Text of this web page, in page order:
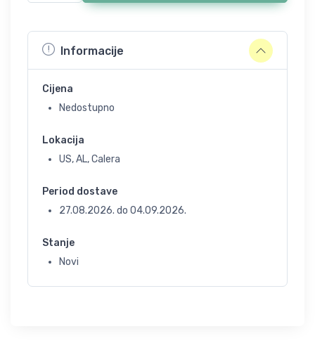
Informacije
Cijena
Nedostupno
Lokacija
US, AL, Calera
Period dostave
27.08.2026. do 04.09.2026.
Stanje
Novi